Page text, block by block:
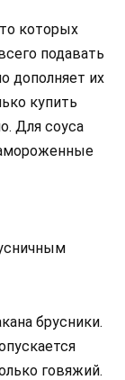
которых
подавать
дополняет их
купить
Для соуса
брусники.
говяжий.